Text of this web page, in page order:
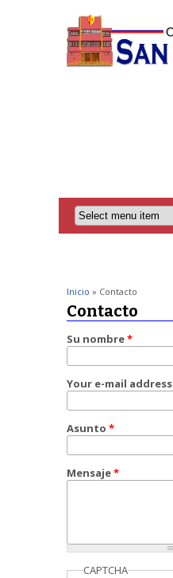
Inicio » Contacto
Contacto
Su nombre*
Your e-mail address
Asunto *
Mensaje*
CAPTCHA